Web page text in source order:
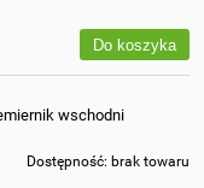
Do koszyka
wschodni
Dostępność: brak towaru